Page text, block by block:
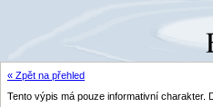
« Zpět na přehled
Tento výpis má pouze informativní